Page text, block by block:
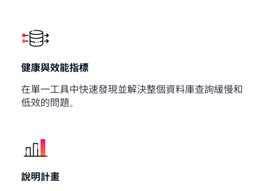
健康與效能指標
在單一工具中快速發現並解決整個資料庫查詢緩慢和
低效的問題。
說明計畫